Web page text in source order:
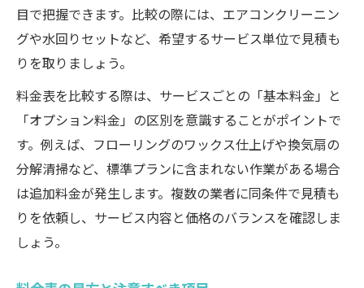
目で把握できます。比較の際には、エアコンクリーニン
グや水回りセットなど、希望するサービス単位で見積も
りを取りましょう。
料金表を比較する際は、サービスごとの「基本料金」と
「オプション料金」の区別を意識することがポイントで
す。例えば、フローリングのワックス仕上げや換気扇の
分解清掃など、標準プランに含まれない作業がある場合
は追加料金が発生します。複数の業者に同条件で見積も
りを依頼し、サービス内容と価格のバランスを確認しま
しょう。